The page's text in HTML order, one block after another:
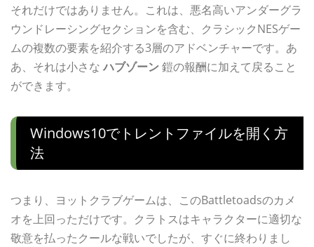
それだけではありません。これは、悪名高いアンダーグラ
ウンドレーシングセクションを含む、クラシックNESゲー
ムの複数の要素を紹介する3層のアドベンチャーです。あ
あ、それは小さなハブゾーン 鎧の報酬に加えて戻ること
ができます。
Windows10でトレントファイルを開く方
法
つまり、ヨットクラブゲームは、このBattletoadsのカメ
オを上回っただけです。クラトスはキャラクターに適切な
敬意を払ったクールな戦いでしたが、すぐに終わりまし